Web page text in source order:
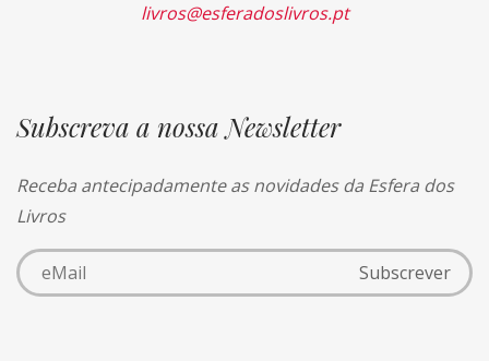
livros@esferadoslivros.pt
Subscreva a nossa Newsletter
Receba antecipadamente as novidades da Esfera dos
Livros